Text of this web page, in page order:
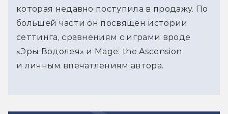
которая недавно поступила в продажу. По
большей части он посвящён истории
сеттинга, сравнениям с играми вроде
«Эры Водолея» и Mage: the Ascension
и личным впечатлениям автора.